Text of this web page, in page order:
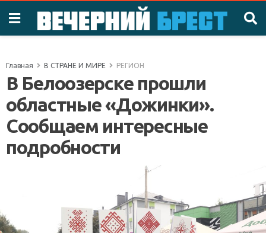
Главная В СТРАНЕ И МИРЕ РЕГИОН
В Белоозерске прошли
областные «Дожинки».
Сообщаем интересные
подробности